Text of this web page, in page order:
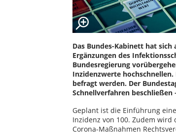
Das Bundes-Kabinett hat
Ergänzungen des
Bundesregierung
Inzidenzwerte
befragt werden. Der
Schnellverfahren
Geplant ist die Einführung
Inzidenz von 100. Zudem
Corona-Maßnahmen